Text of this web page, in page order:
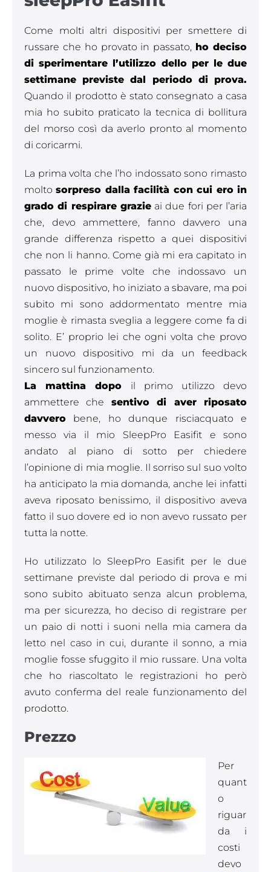
Come molti altri dispositivi per smettere di
russare che ho provato in passato, ho deciso
di sperimentare l’utilizzo dello per le due
settimane previste dal periodo di prova.
Quando il prodotto è stato consegnato a casa
mia ho subito praticato la tecnica di bollitura
del morso così da averlo pronto al momento
di coricarmi.
La prima volta che l’ho indossato sono rimasto
moltosorpreso dalla facilità con cui ero in
grado di respirare grazieai due fori per l’aria
che, devo ammettere, fanno davvero una
grande differenza rispetto a quei dispositivi
che non li hanno. Come già mi era capitato in
passato le prime volte che indossavo un
nuovo dispositivo, ho iniziato a sbavare, ma poi
subito mi sono addormentato mentre mia
moglie è rimasta sveglia a leggere come fa di
solito. E’ proprio lei che ogni volta che provo
un nuovo dispositivo mi da un feedback
sincero sul funzionamento.
La mattina dopo il primo utilizzo devo
ammettere che sentivo di aver riposato
davvero bene, ho dunque risciacquato e
messo via il mio SleepPro Easifit e sono
andato al piano di sotto per chiedere
l’opinione di mia moglie. Il sorriso sul suo volto
ha anticipato la mia domanda, anche lei infatti
aveva riposato benissimo, il dispositivo aveva
fatto il suo dovere ed io non avevo russato per
tutta la notte.
Ho utilizzato lo SleepPro Easifit per le due
settimane previste dal periodo di prova e mi
sono subito abituato senza alcun problema,
ma per sicurezza, ho deciso di registrare per
un paio di notti i suoni nella mia camera da
letto nel caso in cui, durante il sonno, a mia
moglie fosse sfuggito il mio russare. Una volta
che ho riascoltato le registrazioni ho però
avuto conferma del reale funzionamento del
prodotto.
Prezzo
Per
quant
o
riguar
da i
costi
devo